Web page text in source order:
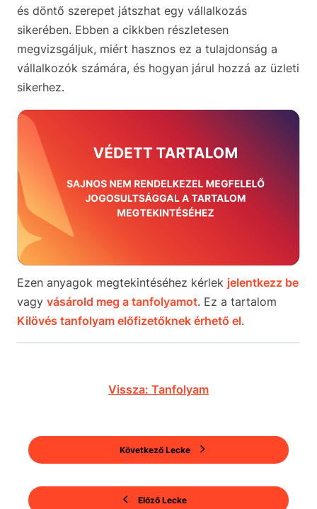
és döntő szerepet játszhat egy vállalkozás
sikerében. Ebben a cikkben részletesen
megvizsgáljuk, miért hasznos ez a tulajdonság a
vállalkozók számára, és hogyan járul hozzá az üzleti
sikerhez.
Ezen anyagok megtekintéséhez kérlek jelentkezz be
vagy vásárold meg a tanfolyamot. Ez a tartalom
Kilövés tanfolyam előfizetőknek érhető el.
Előző Lecke
Vissza: Tanfolyam
Következő Lecke